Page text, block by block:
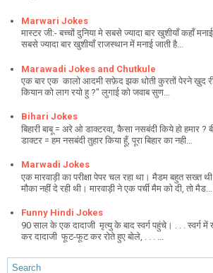
Marwari Jokes
मास्टर जी:- बच्चों दुनिया मे सबसे ज्यादा बार खुशीयाँ कहाँ
सबसे ज्यादा बार खुशीयाँ राजस्थान में मनाई जाती है...
Marawadi Jokes and Chutkule
एक बार एक कालो आदमी सफ़ेद झक धोती कुरतों पेरने ख़ुद
कियान को लाग रयो हु ?" लुगाई को जवाब सुण...
Bihari Jokes
बिहारी बाबू = अरे ओ डाक्टरवा, कैसा नसबंदी किये हो हमार ?
डाक्टर = हम नसबंदी तुहार किया हूँ, पूरा बिहार का नही...
Marwadi Jokes
एक मारवाड़ी का परीक्षा पेपर चल रहा था। मैडम बहुत सख्त
मौका नहीं दे रही थी। मारवाड़ी ने एक पर्ची मैम को दी, तो मैड...
Funny Hindi Jokes
90 साल के एक दादाजी मृत्यु के बाद स्वर्ग पहुंचे। . . . स्वर्ग
कर दादाजी फूट-फूट कर रोते हुए बोले, . . . ...